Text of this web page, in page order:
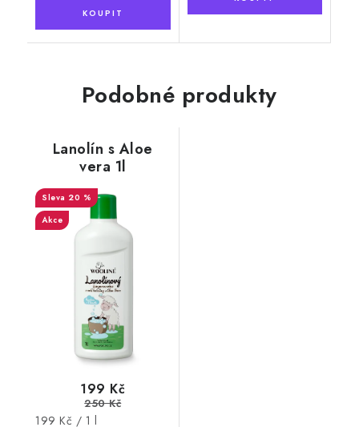
Podobné produkty
Lanolín s Aloe
vera 1l
20 %
Akce
199 Kč
250 Kč
Měrná
199 Kč / 1 l